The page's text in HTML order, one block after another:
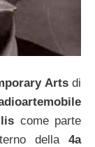
Artsdi
come parte
della 4a